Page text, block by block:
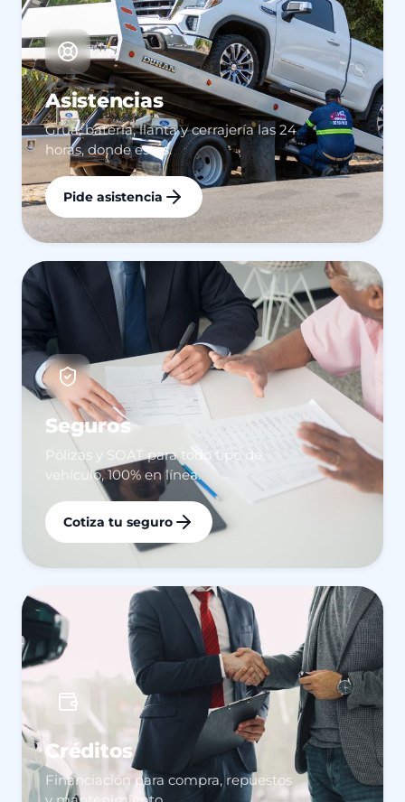
Asistencias
Grúa, batería, llanta y cerrajería las 24
horas, donde estés.
Pide asistencia
Seguros
Pólizas y SOAT para todo tipo de
vehículo, 100% en línea.
Cotiza tu seguro
Créditos
Financiación para compra, repuestos